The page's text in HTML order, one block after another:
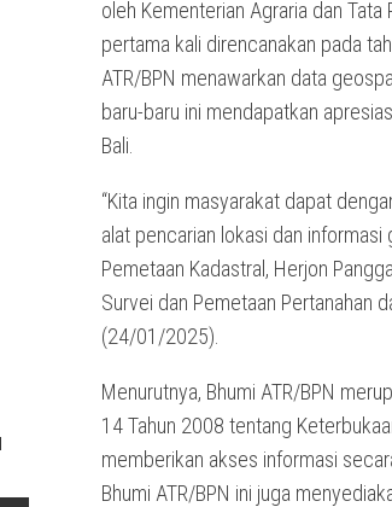
oleh Kementerian Agraria dan Tata
pertama kali direncanakan pada
ATR/BPN menawarkan data
baru-baru ini mendapatkan
Bali.
“Kita ingin masyarakat dapat
alat pencarian lokasi dan informasi
Pemetaan Kadastral, Herjon
Survei dan Pemetaan Pertanahan
(24/01/2025).
Menurutnya, Bhumi ATR/BPN
14 Tahun 2008 tentang
memberikan akses informasi
Bhumi ATR/BPN ini juga